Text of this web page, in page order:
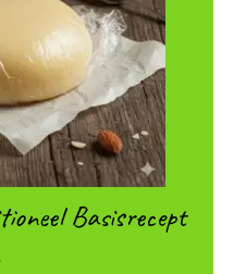
Basisrecept